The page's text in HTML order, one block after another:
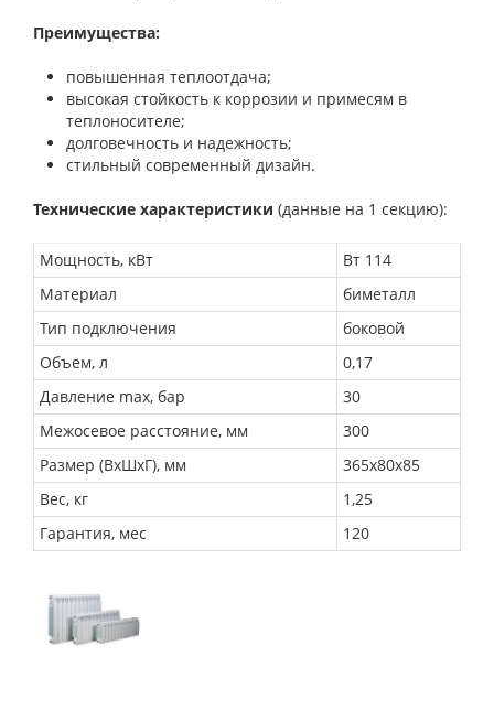
Преимущества:
повышенная теплоотдача;
высокая стойкость к коррозии и примесям в
теплоносителе;
долговечность и надежность;
стильный современный дизайн.
Технические характеристики (данные на 1 секцию):
Мощность, кВт
Вт 114
Материал
биметалл
Тип подключения
боковой
Объем, л
0,17
Давление max, бар
30
Межосевое расстояние, мм
300
Размер (ВхШхГ), мм
365х80х85
Вес, кг
1,25
Гарантия, мес
120